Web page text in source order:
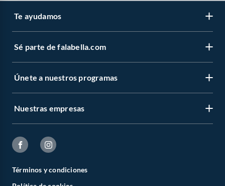
Te ayudamos
Sé parte de falabella.com
Únete a nuestros programas
Nuestras empresas
Términos y condiciones